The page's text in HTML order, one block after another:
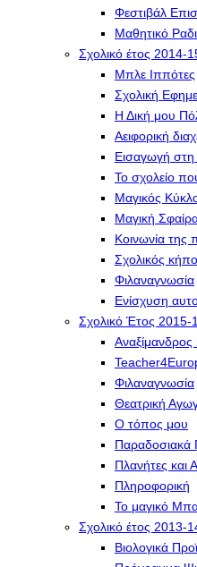
Φεστιβάλ
Μαθητικό
Σχολικό έτος 2014-
Μπλε Ιππότες
Σχολική
Η Δική μου
Αειφορική
Εισαγωγή στη
Το σχολείο
Μαγικός
Μαγική
Kοινωνία της
Σχολικός
Φιλαναγνωσία
Eνίσχυση
Σχολικό Έτος 2015-
Αναξίμανδρος
Φιλαναγνωσία
Θεατρική
Ο τόπος μου
Παραδοσιακά
Πλανήτες και
Πληροφορική
Το μαγικό
Σχολικό έτος 2013-
Βιολογικά